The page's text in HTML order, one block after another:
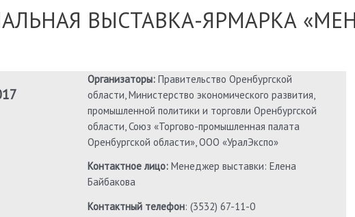
ВЫСТАВКА-ЯРМАРКА
Организаторы: Правительство Оренбургской
области, Министерство экономического развития,
промышленной политики и торговли Оренбургской
области, Союз «Торгово-промышленная палата
Оренбургской области», ООО «УралЭкспо»
Контактное лицо: Менеджер выставки: Елена
Байбакова
Контактный телефон: (3532) 67-11-0